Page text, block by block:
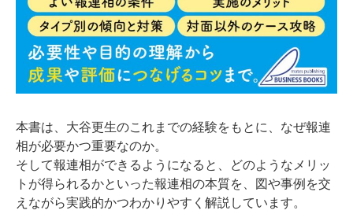
本書は、大谷更生のこれまでの経験をもとに、なぜ報連
相が必要かつ重要なのか。
そして報連相ができるようになると、どのようなメリッ
トが得られるかといった報連相の本質を、図や事例を交
えながら実践的かつわかりやすく解説しています。